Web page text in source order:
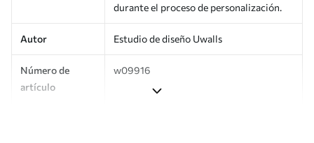
durante el proceso de personalización.
Autor Estudio de diseño Uwalls
Número de
artículo
w09916